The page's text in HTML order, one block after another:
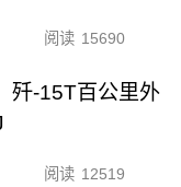
阅读 15690
歼-15T百公里外
阅读 12519